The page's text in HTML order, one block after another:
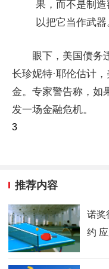
果，而不是制
以把它当作武器
眼下，美国债务
长珍妮特·耶伦估计
金。专家警告称，如
发一场金融危机。
3
推荐内容
诺奖
约